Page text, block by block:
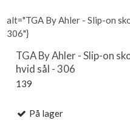
alt="TGA By Ahler - Slip-on
306"}
TGA By Ahler - Slip-on
hvid sål - 306
139
På lager